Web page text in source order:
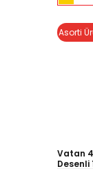
Asorti
Vatan
Desenli